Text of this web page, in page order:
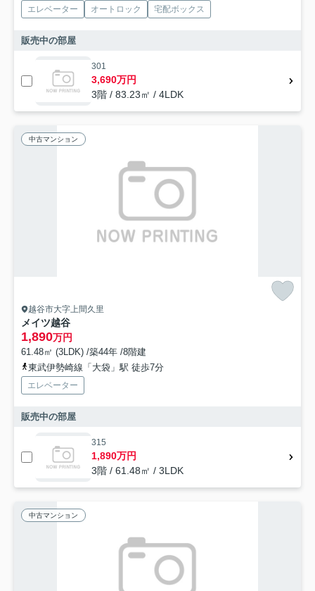
エレベーター オートロック 宅配ボックス
販売中の部屋
301
3,690万円
3階 / 83.23㎡ / 4LDK
中古マンション
越谷市大字上間久里
メイツ越谷
1,890万円
61.48㎡ (3LDK) /築44年 /8階建
東武伊勢崎線「大袋」駅 徒歩7分
エレベーター
販売中の部屋
315
1,890万円
3階 / 61.48㎡ / 3LDK
中古マンション